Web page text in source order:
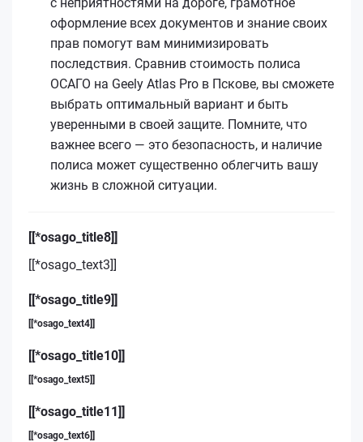
оформление всех документов и знание своих
прав помогут вам минимизировать
последствия. Сравнив стоимость полиса
ОСАГО на Geely Atlas Pro в Пскове, вы сможете
выбрать оптимальный вариант и быть
уверенными в своей защите. Помните, что
важнее всего — это безопасность, и наличие
полиса может существенно облегчить вашу
жизнь в сложной ситуации.
[[*osago_title8]]
[[*osago_text3]]
[[*osago_title9]]
[[*osago_text4]]
[[*osago_title10]]
[[*osago_text5]]
[[*osago_title11]]
[[*osago_text6]]